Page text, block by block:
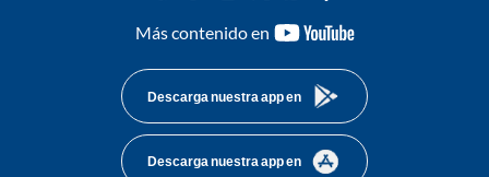
Más contenido en
youtube-
Descarga nuestra app en
Descarga nuestra app en